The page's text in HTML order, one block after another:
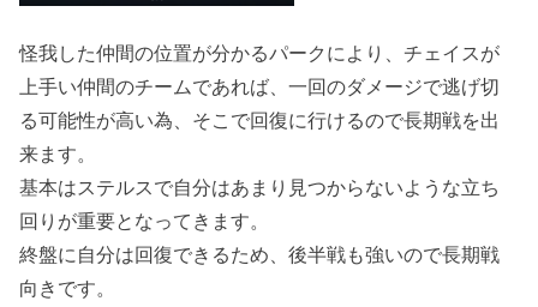
怪我した仲間の位置が分かるパークにより、チェイスが
上手い仲間のチームであれば、一回のダメージで逃げ切
る可能性が高い為、そこで回復に行けるので長期戦を出
来ます。
基本はステルスで自分はあまり見つからないような立ち
回りが重要となってきます。
終盤に自分は回復できるため、後半戦も強いので長期戦
向きです。